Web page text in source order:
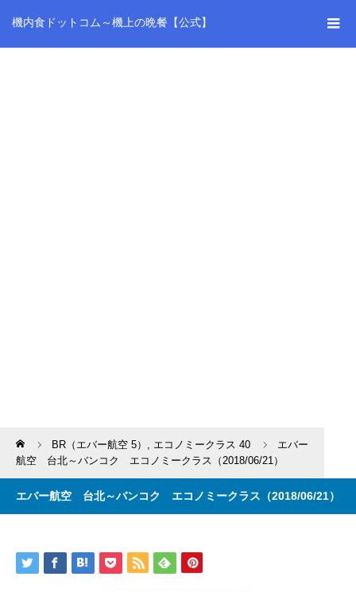
機内食ドットコム～機上の晩餐【公式】
Home BR（エバー航空 5） , エコノミークラス 40
エバー
航空 台北～バンコク エコノミークラス（2018/06/21）
エバー航空 台北～バンコク エコノミークラス（2018/06/21）